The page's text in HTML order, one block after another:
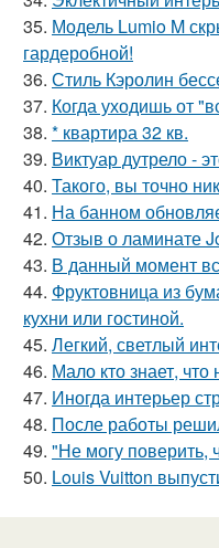
35. Модель Lumio M
гардеробной!
36. Стиль Кэролин
37. Когда уходишь от
38. * квартира 32 кв.
39. Виктуар дутрело -
40. Такого, вы точно
41. На банном
42. Отзыв о ламинате
43. В данный момент
44. Фруктовница из
кухни или гостиной.
45. Легкий, светлый
46. Мало кто знает,
47. Иногда интерьер
48. После работы
49. "Не могу поверить,
50. Louis Vuitton